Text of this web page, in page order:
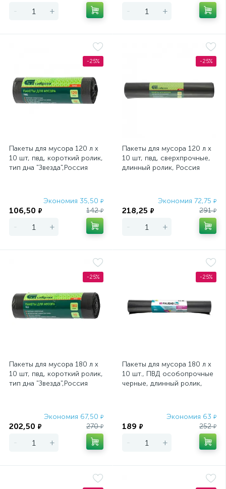
- + - +
-25%
Пакеты для мусора 120 л x
10 шт, пвд, короткий ролик,
тип дна "Звезда",Россия
Экономия 35,50 ₽
106,50 ₽ 142₽
- +
-25%
Пакеты для мусора 120 л x
10 шт, пвд, сверхпрочные,
длинный ролик, Россия
Экономия 72,75 ₽
218,25 ₽ 291₽
- +
-25%
Пакеты для мусора 180 л x
10 шт, пвд, короткий ролик,
тип дна "Звезда",Россия
Экономия 67,50 ₽
202,50 ₽ 270₽
- +
-25%
Пакеты для мусора 180 л x
10 шт., ПВД особопрочные
черные, длинный ролик,
Экономия 63 ₽
189 ₽ 252₽
- +